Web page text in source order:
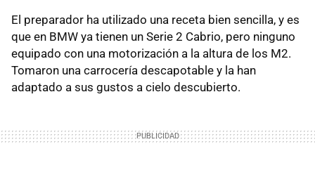
El preparador ha utilizado una receta bien sencilla, y es
que en BMW ya tienen un Serie 2 Cabrio, pero ninguno
equipado con una motorización a la altura de los M2.
Tomaron una carrocería descapotable y la han
adaptado a sus gustos a cielo descubierto.